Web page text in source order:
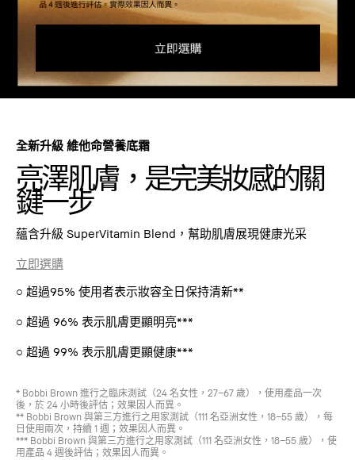
全新升級 維他命營養底霜
亮澤肌膚，是完美妝感的關
鍵一步
蘊含升級 SuperVitamin Blend，幫助肌膚展現健康光采
立即選購
○ 超過95% 使用者表示妝容全日保持清新**
○ 超過 96% 表示肌膚更顯明亮***
○ 超過 99% 表示肌膚更顯健康***
* Bobbi Brown 進行之臨床測試（24 名女性，27–67 歲），使用產品一次
後，於 24 小時後評估；效果因人而異。
** Bobbi Brown 與第三方進行之用家測試（111 名亞洲女性，18–55 歲），每
日使用兩次，持續 1 週；效果因人而異。
*** Bobbi Brown 與第三方進行之用家測試（111 名亞洲女性，18–55 歲），使
用產品 4 週後評估；效果因人而異。